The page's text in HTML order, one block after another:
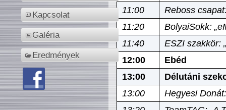
Kapcsolat
Galéria
Eredmények
11:00
Reboss
11:20
BolyaiSokk:
11:40
ESZI szakkör:
12:00
Ebéd
13:00
Délutáni
13:00
Hegyesi